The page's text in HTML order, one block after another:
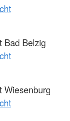
Bad Belzig
Wiesenburg